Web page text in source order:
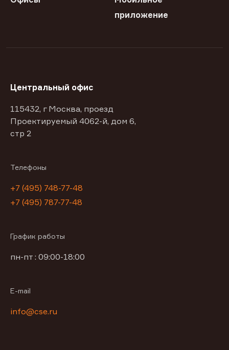
приложение
Центральный офис
115432, г Москва, проезд
Проектируемый 4062-й, дом 6,
стр 2
Телефоны
+7 (495) 748-77-48
+7 (495) 787-77-48
График работы
пн-пт : 09:00-18:00
E-mail
info@cse.ru